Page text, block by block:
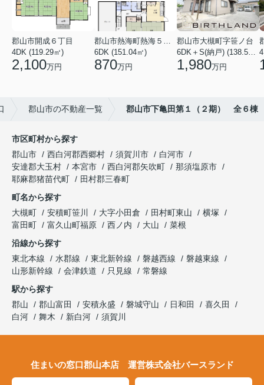
郡山市開成６丁目
4DK (119.29㎡)
2,100万円
郡山市熱海町熱海５丁目
6DK (151.04㎡)
870万円
郡山市大槻町字笹ノ台
6DK＋S(納戸) (138.55㎡)
1,980万円
郡山市の不動産一覧 郡山市下亀田第１（２期） 全６棟
市区町村から探す
郡山市
西白河郡西郷村 須賀川市
白河市
安達郡大玉村
本宮市 西白河郡矢吹町
那須塩原市
耶麻郡猪苗代町
田村郡三春町
町名から探す
大槻町
安積町笹川 大字小田倉 田村町東山
横塚
富田町
富久山町福原 西ノ内 大山
菜根
沿線から探す
東北本線
水郡線 東北新幹線 磐越西線
磐越東線
山形新幹線
会津鉄道 只見線
常磐線
駅から探す
郡山
郡山富田 安積永盛 磐城守山 日和田
喜久田
白河
舞木 新白河 須賀川
住まいの窓口郡山本店 運営株式会社バースランド